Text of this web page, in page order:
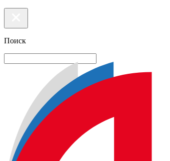
Поиск